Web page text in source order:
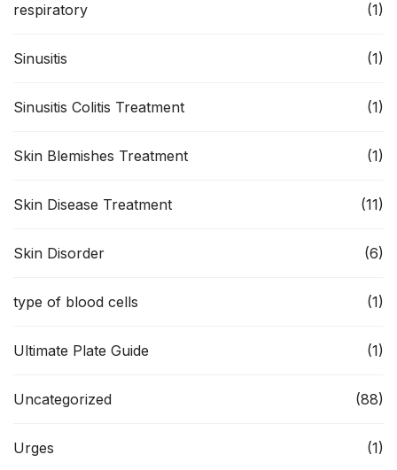
respiratory (1)
Sinusitis (1)
Sinusitis Colitis Treatment (1)
Skin Blemishes Treatment (1)
Skin Disease Treatment (11)
Skin Disorder (6)
type of blood cells (1)
Ultimate Plate Guide (1)
Uncategorized (88)
Urges (1)